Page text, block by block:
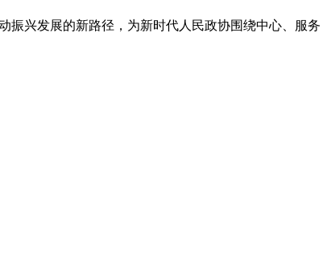
兴发展的新路径，为新时代人民政协围绕中心、服务